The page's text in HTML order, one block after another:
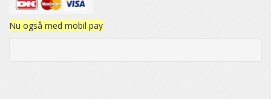
Nu også med mobil pay